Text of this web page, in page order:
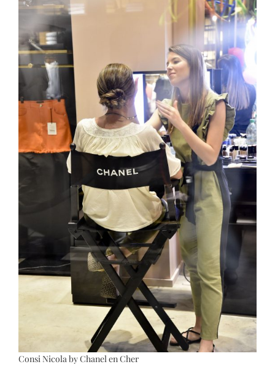
Consi Nicola by Chanel en Cher